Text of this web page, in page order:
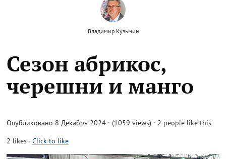
Владимир Кузьмин
Сезон абрикос,
черешни и манго
Опубликовано 8 Декабрь 2024 · (1059 views) · 2 people like this
2 likes-Click to like